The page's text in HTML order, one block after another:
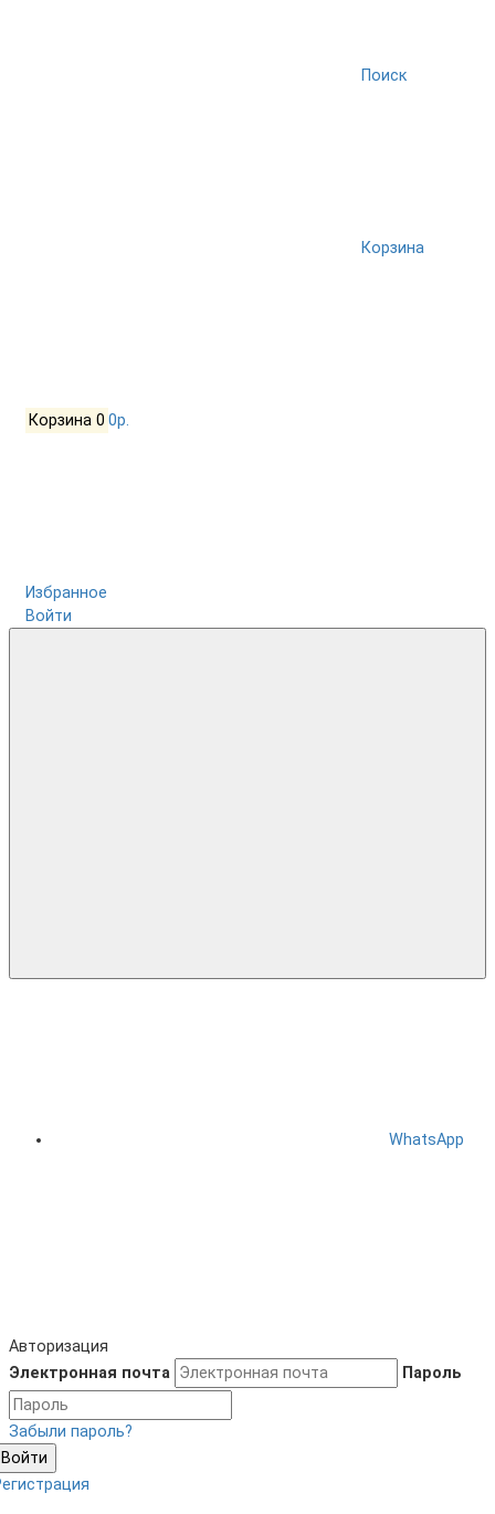
Поиск
Корзина
Корзина 0 0р.
Избранное
Войти
WhatsApp
Авторизация
Электронная почта
Пароль
Забыли пароль?
Войти